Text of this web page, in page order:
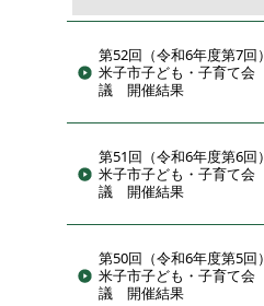
第52回（令和6年度第7回）
米子市子ども・子育て会
議 開催結果
第51回（令和6年度第6回）
米子市子ども・子育て会
議 開催結果
第50回（令和6年度第5回）
米子市子ども・子育て会
議 開催結果